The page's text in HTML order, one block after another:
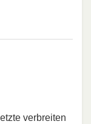
verbreiten